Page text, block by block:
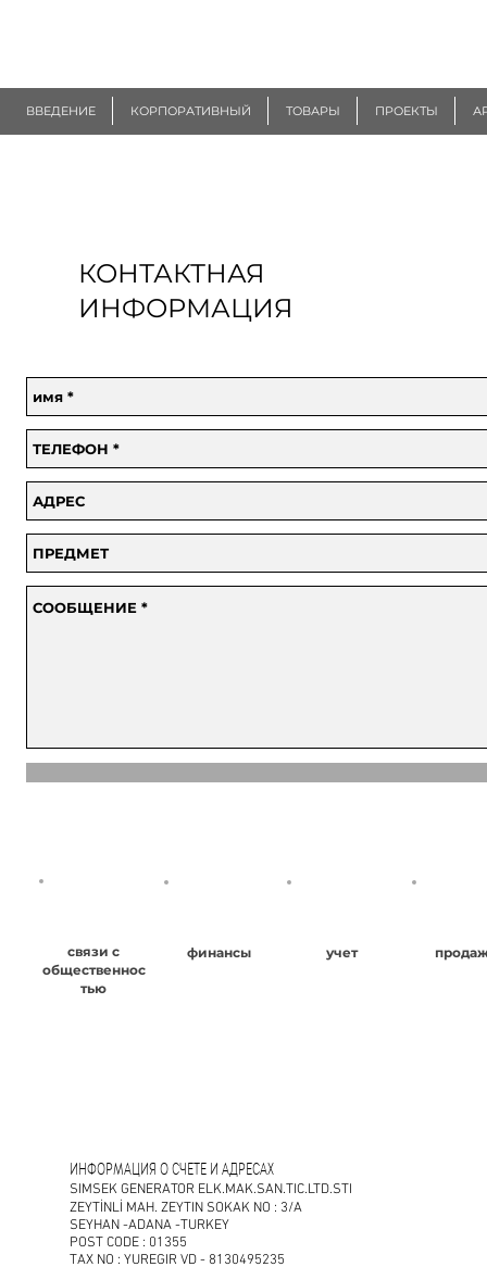
КОНТАКТНАЯ
ИНФОРМАЦИЯ
связи с
общественнос
тью
финансы учет
ИНФОРМАЦИЯ О СЧЕТЕ И АДРЕСАХ
SIMSEK GENERATOR ELK.MAK.SAN.TIC.LTD.STI
ZEYTİNLİ MAH. ZEYTIN SOKAK NO : 3/A
SEYHAN -ADANA -TURKEY
POST CODE : 01355
TAX NO : YUREGIR VD - 8130495235
ВВЕДЕНИЕ КОРПОРАТИВНЫЙ ТОВАРЫ ПРОЕКТЫ